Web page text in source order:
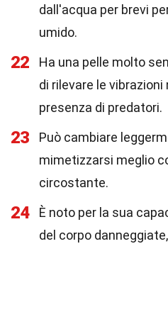
dall'acqua per brevi
umido.
22
Ha una pelle molto
di rilevare le
presenza di predatori.
23
Può cambiare
mimetizzarsi meglio
circostante.
24
È noto per la sua
del corpo